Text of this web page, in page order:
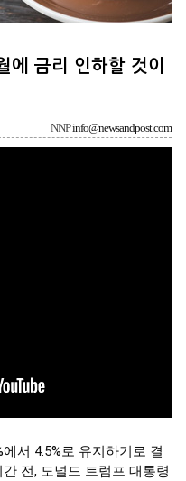
에 금리 인하할 것이
NNPinfo@newsandpost.com
서 4.5%로 유지하기로 결
전, 도널드 트럼프 대통령